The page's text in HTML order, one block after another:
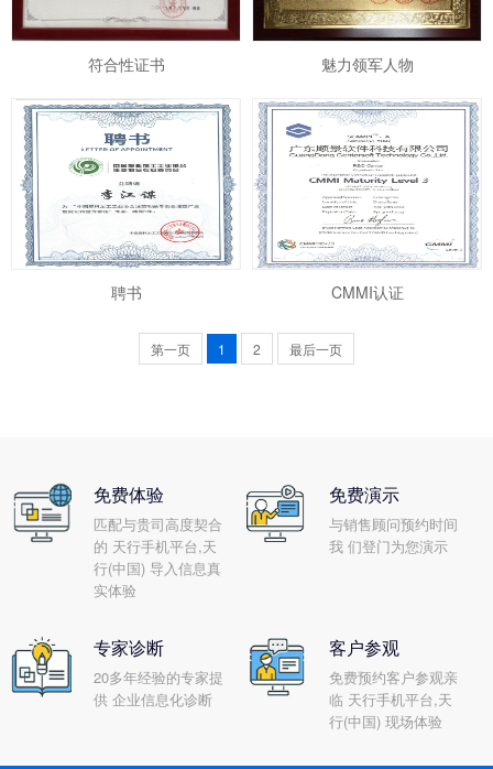
符合性证书 魅力领军人物
聘书 CMMI认证
第一页 1 2 最后一页
免费体验
匹配与贵司高度契合
的 天行手机平台,天
行(中国) 导入信息真
实体验
免费演示
与销售顾问预约时间
我 们登门为您演示
专家诊断
20多年经验的专家提
供 企业信息化诊断
客户参观
免费预约客户参观亲
临 天行手机平台,天
行(中国) 现场体验